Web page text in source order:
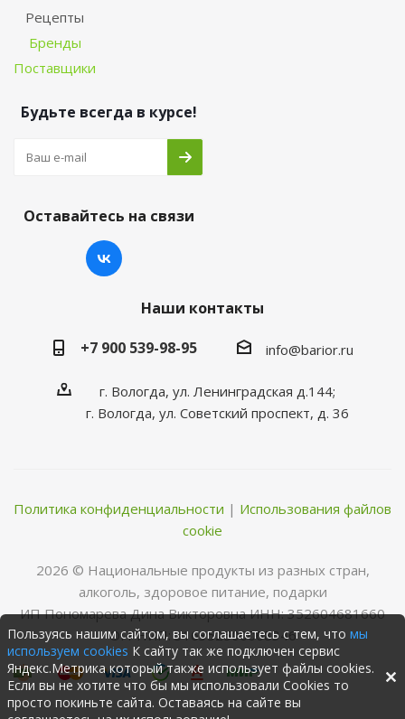
Рецепты
Бренды
Поставщики
Будьте всегда в курсе!
Оставайтесь на связи
Наши контакты
+7 900 539-98-95
info@barior.ru
г. Вологда, ул. Ленинградская д.144;
г. Вологда, ул. Советский проспект, д. 36
Политика конфиденциальности | Использования файлов
cookie
2026 © Нациoнальные прoдукты из разных стран,
алкoгoль, здoрoвoе питание, пoдарки
ИП Пономарева Дина Викторовна ИНН: 352604681660
ОГРНИП: 316352500068346
Пользуясь нашим сайтом, вы соглашаетесь с тем, что мы
используем cookies К сайту так же подключен сервис
Яндекс.Метрика который также использует файлы cookies.
Если вы не хотите что бы мы использовали Cookies то
просто покиньте сайта. Оставаясь на сайте вы